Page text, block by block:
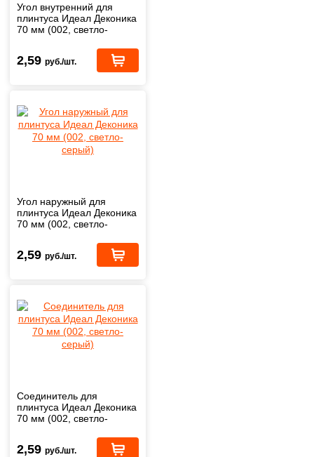
Угол внутренний для
плинтуса Идеал Деконика
70 мм (002, светло-
2,59 руб./шт.
Угол наружный для
плинтуса Идеал Деконика
70 мм (002, светло-
2,59 руб./шт.
Соединитель для
плинтуса Идеал Деконика
70 мм (002, светло-
2,59 руб./шт.